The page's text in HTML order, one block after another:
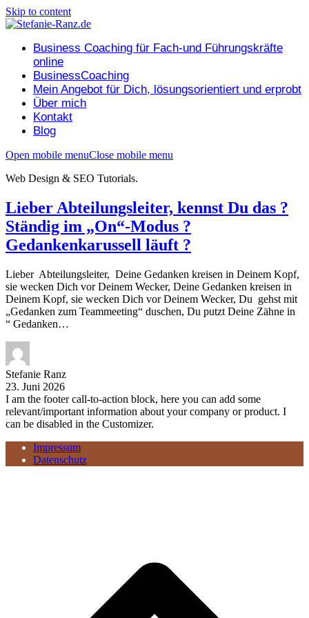
Skip to content
Business Coaching für Fach-und Führungskräfte
online
BusinessCoaching
Mein Angebot für Dich, lösungsorientiert und erprobt
Über mich
Kontakt
Blog
Open mobile menuClose mobile menu
Web Design & SEO Tutorials.
Lieber Abteilungsleiter, kennst Du das ?
Ständig im „On“-Modus ?
Gedankenkarussell läuft ?
Lieber Abteilungsleiter, Deine Gedanken kreisen in Deinem Kopf,
sie wecken Dich vor Deinem Wecker, Deine Gedanken kreisen in
Deinem Kopf, sie wecken Dich vor Deinem Wecker, Du gehst mit
„Gedanken zum Teammeeting“ duschen, Du putzt Deine Zähne in
“ Gedanken…
Stefanie Ranz
23. Juni 2026
I am the footer call-to-action block, here you can add some
relevant/important information about your company or product. I
can be disabled in the Customizer.
Impressum
Datenschutz